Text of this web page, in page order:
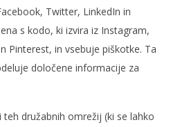
Twitter, LinkedIn in
s kodo, ki izvira iz Instagram,
Pinterest, in vsebuje piškotke. Ta
določene informacije za
družabnih omrežij (ki se lahko